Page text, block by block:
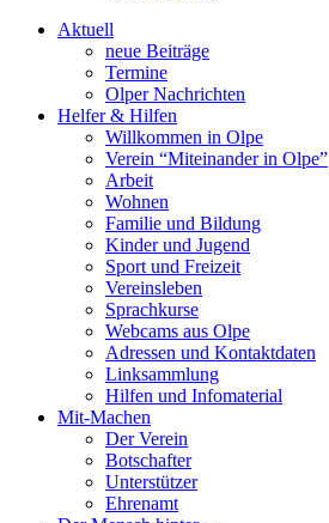
Aktuell
neue Beiträge
Termine
Olper Nachrichten
Helfer & Hilfen
Willkommen in Olpe
Verein “Miteinander in Olpe”
Arbeit
Wohnen
Familie und Bildung
Kinder und Jugend
Sport und Freizeit
Vereinsleben
Sprachkurse
Webcams aus Olpe
Adressen und Kontaktdaten
Linksammlung
Hilfen und Infomaterial
Mit-Machen
Der Verein
Botschafter
Unterstützer
Ehrenamt